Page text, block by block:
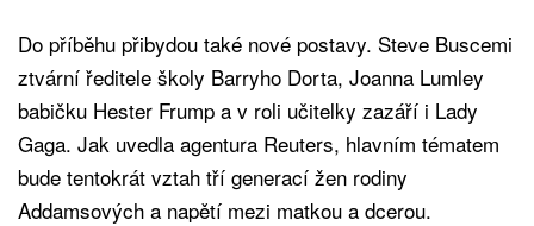
Do příběhu přibydou také nové postavy. Steve Buscemi
ztvární ředitele školy Barryho Dorta, Joanna Lumley
babičku Hester Frump a v roli učitelky zazáří i Lady
Gaga. Jak uvedla agentura Reuters, hlavním tématem
bude tentokrát vztah tří generací žen rodiny
Addamsových a napětí mezi matkou a dcerou.